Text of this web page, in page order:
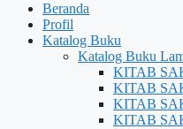
Beranda
Profil
Katalog Buku
Katalog Buku
KITAB
KITAB
KITAB
KITAB